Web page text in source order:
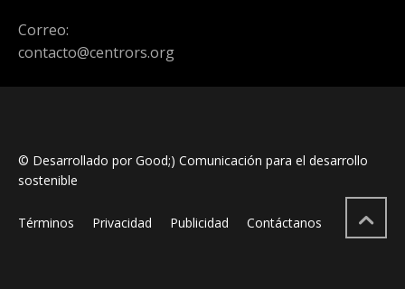
Correo:
contacto@centrors.org
© Desarrollado por Good;) Comunicación para el desarrollo
sostenible
Términos Privacidad Publicidad Contáctanos